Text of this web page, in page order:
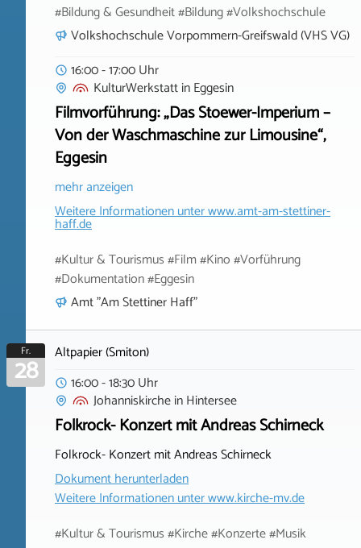
#Bildung & Gesundheit #Bildung #Volkshochschule
Volkshochschule Vorpommern-Greifswald (VHS VG)
16:00 - 17:00 Uhr
KulturWerkstattinEggesin
Filmvorführung: „Das Stoewer-Imperium –
Von der Waschmaschine zur Limousine“,
Eggesin
mehr anzeigen
Weitere Informationen unterwww.amt-am-stettiner-
haff.de
#Kultur & Tourismus #Film #Kino #Vorführung
#Dokumentation #Eggesin
Amt "Am Stettiner Haff"
Fr.
28
Altpapier (Smiton)
16:00 - 18:30 Uhr
JohanniskircheinHintersee
Folkrock- Konzert mit Andreas Schirneck
Folkrock- Konzert mit Andreas Schirneck
Dokument herunterladen
Weitere Informationen unterwww.kirche-mv.de
#Kultur & Tourismus #Kirche #Konzerte #Musik